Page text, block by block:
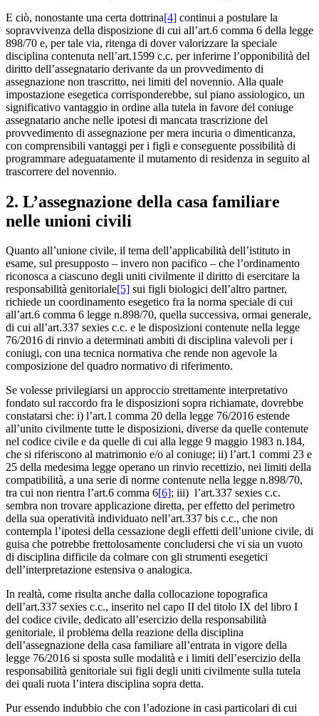
E ciò, nonostante una certa dottrina[4] continui a postulare la
sopravvivenza della disposizione di cui all’art.6 comma 6 della legge
898/70 e, per tale via, ritenga di dover valorizzare la speciale
disciplina contenuta nell’art.1599 c.c. per inferirne l’opponibilità del
diritto dell’assegnatario derivante da un provvedimento di
assegnazione non trascritto, nei limiti del novennio. Alla quale
impostazione esegetica corrisponderebbe, sul piano assiologico, un
significativo vantaggio in ordine alla tutela in favore del coniuge
assegnatario anche nelle ipotesi di mancata trascrizione del
provvedimento di assegnazione per mera incuria o dimenticanza,
con comprensibili vantaggi per i figli e conseguente possibilità di
programmare adeguatamente il mutamento di residenza in seguito al
trascorrere del novennio.
2. L’assegnazione della casa familiare
nelle unioni civili
Quanto all’unione civile, il tema dell’applicabilità dell’istituto in
esame, sul presupposto – invero non pacifico – che l’ordinamento
riconosca a ciascuno degli uniti civilmente il diritto di esercitare la
responsabilità genitoriale[5] sui figli biologici dell’altro partner,
richiede un coordinamento esegetico fra la norma speciale di cui
all’art.6 comma 6 legge n.898/70, quella successiva, ormai generale,
di cui all’art.337 sexies c.c. e le disposizioni contenute nella legge
76/2016 di rinvio a determinati ambiti di disciplina valevoli per i
coniugi, con una tecnica normativa che rende non agevole la
composizione del quadro normativo di riferimento.
Se volesse privilegiarsi un approccio strettamente interpretativo
fondato sul raccordo fra le disposizioni sopra richiamate, dovrebbe
constatarsi che: i) l’art.1 comma 20 della legge 76/2016 estende
all’unito civilmente tutte le disposizioni, diverse da quelle contenute
nel codice civile e da quelle di cui alla legge 9 maggio 1983 n.184,
che si riferiscono al matrimonio e/o al coniuge; ii) l’art.1 commi 23 e
25 della medesima legge operano un rinvio recettizio, nei limiti della
compatibilità, a una serie di norme contenute nella legge n.898/70,
tra cui non rientra l’art.6 comma 6[6]; iii) l’art.337 sexies c.c.
sembra non trovare applicazione diretta, per effetto del perimetro
della sua operatività individuato nell’art.337 bis c.c., che non
contempla l’ipotesi della cessazione degli effetti dell’unione civile, di
guisa che potrebbe frettolosamente concludersi che vi sia un vuoto
di disciplina difficile da colmare con gli strumenti esegetici
dell’interpretazione estensiva o analogica.
In realtà, come risulta anche dalla collocazione topografica
dell’art.337 sexies c.c., inserito nel capo II del titolo IX del libro I
del codice civile, dedicato all’esercizio della responsabilità
genitoriale, il problema della reazione della disciplina
dell’assegnazione della casa familiare all’entrata in vigore della
legge 76/2016 si sposta sulle modalità e i limiti dell’esercizio della
responsabilità genitoriale sui figli degli uniti civilmente sulla tutela
dei quali ruota l’intera disciplina sopra detta.
Pur essendo indubbio che con l’adozione in casi particolari di cui